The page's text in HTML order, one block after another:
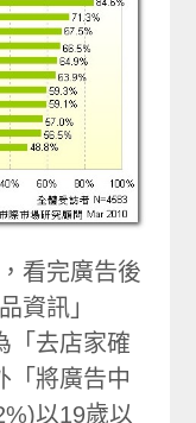
看完廣告後
資訊」
「去店家確
「將廣告中
以19歲以